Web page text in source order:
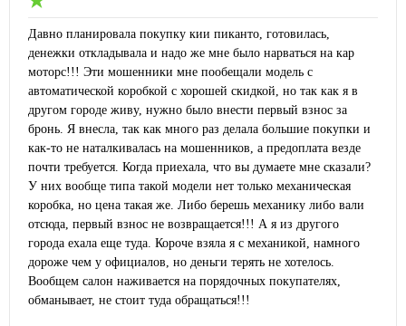
Давно планировала покупку кии пиканто, готовилась,
денежки откладывала и надо же мне было нарваться на кар
моторс!!! Эти мошенники мне пообещали модель с
автоматической коробкой с хорошей скидкой, но так как я в
другом городе живу, нужно было внести первый взнос за
бронь. Я внесла, так как много раз делала большие покупки и
как-то не наталкивалась на мошенников, а предоплата везде
почти требуется. Когда приехала, что вы думаете мне сказали?
У них вообще типа такой модели нет только механическая
коробка, но цена такая же. Либо берешь механику либо вали
отсюда, первый взнос не возвращается!!! А я из другого
города ехала еще туда. Короче взяла я с механикой, намного
дороже чем у официалов, но деньги терять не хотелось.
Вообщем салон наживается на порядочных покупателях,
обманывает, не стоит туда обращаться!!!